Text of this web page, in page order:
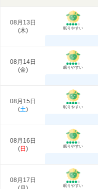
08月13日
(木) 眠りやすい
08月14日
(金) 眠りやすい
08月15日
(土) 眠りやすい
08月16日
(日 ) 眠りやすい
08月17日
眠りやすい